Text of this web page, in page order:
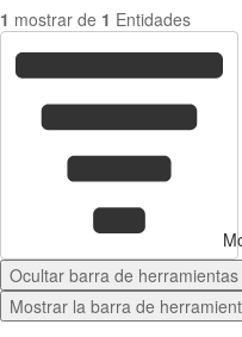
1 mostrar de 1 Entidades
Ocultar barra de herramientas
Mostrar la barra de